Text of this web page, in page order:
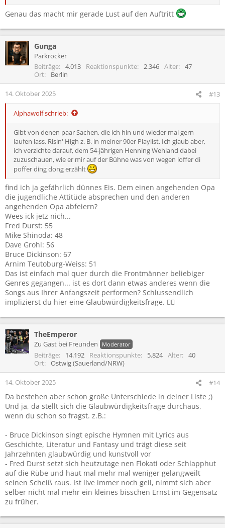
Genau das macht mir gerade Lust auf den Auftritt
Gunga
Parkrocker
Beiträge
4.013 Reaktionspunkte 2.346 Alter
47
Ort
Berlin
14. Oktober 2025 #13
Alphawolf schrieb:
Gibt von denen paar Sachen, die ich hin und wieder mal gern
laufen lass. Risin' High z. B. in meiner 90er Playlist. Ich glaub aber,
ich verzichte darauf, dem 54-jährigen Henning Wehland dabei
zuzuschauen, wie er mir auf der Bühne was von wegen loffer di
poffer ding dong erzählt
find ich ja gefährlich dünnes Eis. Dem einen angehenden Opa
die jugendliche Attitüde absprechen und den anderen
angehenden Opa abfeiern?
Wees ick jetz nich...
Fred Durst: 55
Mike Shinoda: 48
Dave Grohl: 56
Bruce Dickinson: 67
Arnim Teutoburg-Weiss: 51
Das ist einfach mal quer durch die Frontmänner beliebiger
Genres gegangen... ist es dort dann etwas anderes wenn die
Songs aus Ihrer Anfangszeit performen? Schlussendlich
implizierst du hier eine Glaubwürdigkeitsfrage. 🤷‍♂️
TheEmperor
Zu Gast bei Freunden Moderator
Beiträge 14.192 Reaktionspunkte 5.824 Alter
40
Ort
Ostwig (Sauerland/NRW)
14. Oktober 2025 #14
Da bestehen aber schon große Unterschiede in deiner Liste ;)
Und ja, da stellt sich die Glaubwürdigkeitsfrage durchaus,
wenn du schon so fragst. z.B.:
- Bruce Dickinson singt epische Hymnen mit Lyrics aus
Geschichte, Literatur und Fantasy und trägt diese seit
Jahrzehnten glaubwürdig und kunstvoll vor
- Fred Durst setzt sich heutzutage nen Flokati oder Schlapphut
auf die Rübe und haut mal mehr mal weniger gelangweilt
seinen Scheiß raus. Ist live immer noch geil, nimmt sich aber
selber nicht mal mehr ein kleines bisschen Ernst im Gegensatz
zu früher.